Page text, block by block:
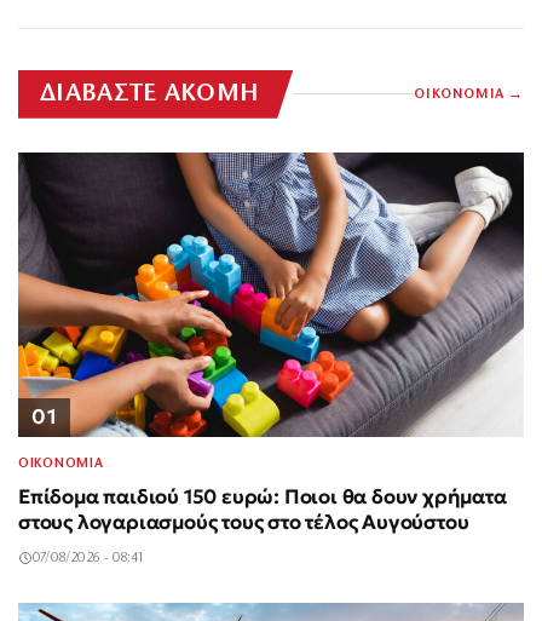
ΔΙΑΒΑΣΤΕ ΑΚΟΜΗ ΟΙΚΟΝΟΜΙΑ
01
ΟΙΚΟΝΟΜΙΑ
Επίδομα παιδιού 150 ευρώ: Ποιοι θα δουν χρήματα
στους λογαριασμούς τους στο τέλος Αυγούστου
07/08/2026 - 08:41